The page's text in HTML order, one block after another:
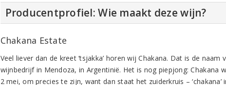
Producentprofiel: Wie maakt deze wijn?
Chakana Estate
Veel liever dan de kreet ‘tsjakka’ horen wij Chakana. Dat is de naam
wijnbedrijf in Mendoza, in Argentinië. Het is nog piepjong: Chakana
2 mei, om precies te zijn, want dan staat het zuiderkruis –